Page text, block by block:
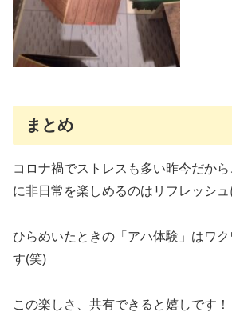
まとめ
コロナ禍でストレスも多い昨今だか
に非日常を楽しめるのはリフレッシュ
ひらめいたときの「アハ体験」はワ
す(笑)
この楽しさ、共有できると嬉しです！